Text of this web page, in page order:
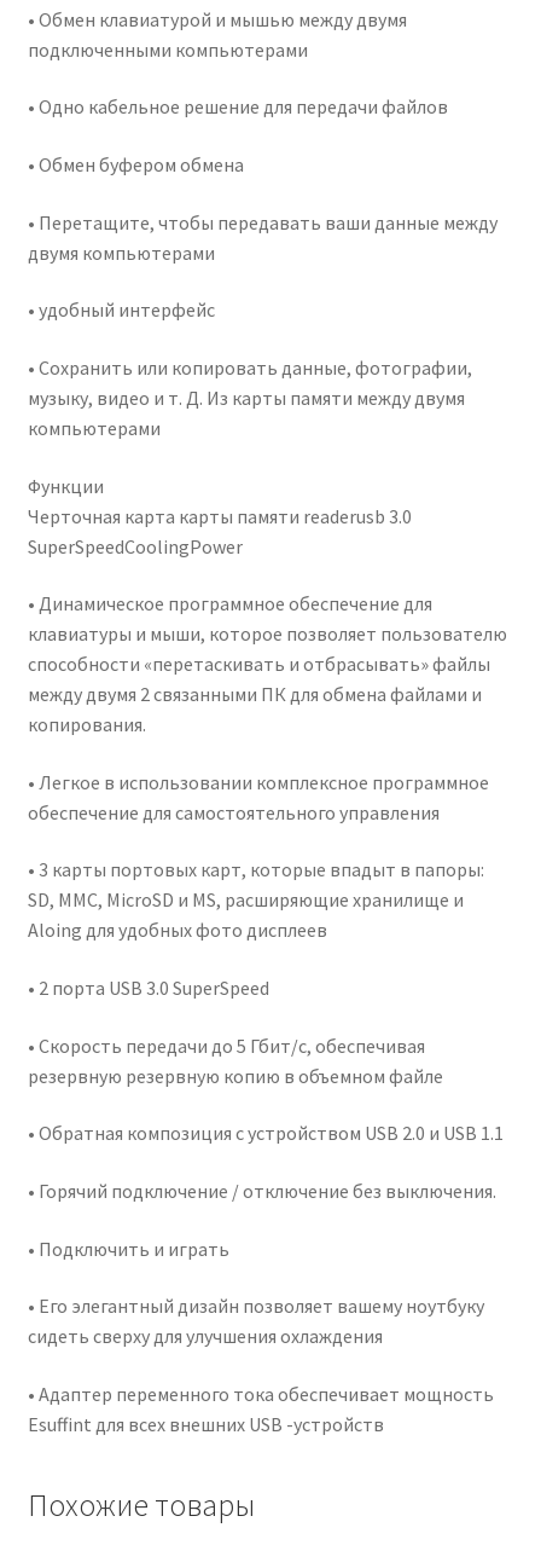
• Обмен клавиатурой и мышью между двумя
подключенными компьютерами
• Одно кабельное решение для передачи файлов
• Обмен буфером обмена
• Перетащите, чтобы передавать ваши данные между
двумя компьютерами
• удобный интерфейс
• Сохранить или копировать данные, фотографии,
музыку, видео и т. Д. Из карты памяти между двумя
компьютерами
Функции
Черточная карта карты памяти readerusb 3.0
SuperSpeedCoolingPower
• Динамическое программное обеспечение для
клавиатуры и мыши, которое позволяет пользователю
способности «перетаскивать и отбрасывать» файлы
между двумя 2 связанными ПК для обмена файлами и
копирования.
• Легкое в использовании комплексное программное
обеспечение для самостоятельного управления
• 3 карты портовых карт, которые впадыт в папоры:
SD, MMC, MicroSD и MS, расширяющие хранилище и
Aloing для удобных фото дисплеев
• 2 порта USB 3.0 SuperSpeed
• Скорость передачи до 5 Гбит/с, обеспечивая
резервную резервную копию в объемном файле
• Обратная композиция с устройством USB 2.0 и USB 1.1
• Горячий подключение / отключение без выключения.
• Подключить и играть
• Его элегантный дизайн позволяет вашему ноутбуку
сидеть сверху для улучшения охлаждения
• Адаптер переменного тока обеспечивает мощность
Esuffint для всех внешних USB -устройств
Похожие товары